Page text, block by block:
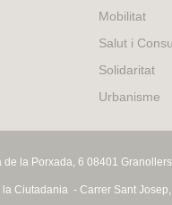
Mobilitat
Salut i
Solidaritat
Urbanisme
de la Porxada, 6 08401 Granollers
la Ciutadania - Carrer Sant